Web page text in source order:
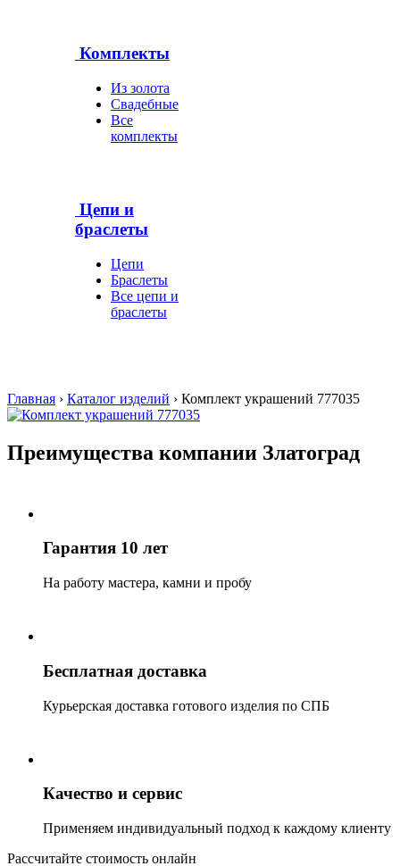
Комплекты
Из золота
Свадебные
Все
комплекты
Цепи и
браслеты
Цепи
Браслеты
Все цепи и
браслеты
Главная › Каталог изделий › Комплект украшений 777035
Преимущества компании Златоград
Гарантия 10 лет
На работу мастера, камни и пробу
Бесплатная доставка
Курьерская доставка готового изделия по СПБ
Качество и сервис
Применяем индивидуальный подход к каждому клиенту
Рассчитайте стоимость онлайн